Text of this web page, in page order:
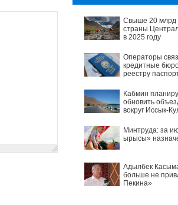
Свыше 20 млрд
страны
в 2025 году
Операторы
кредитные
реестру
Кабмин
обновить
вокруг Иссык-
Минтруда: за
ырысы»
Адылбек
больше не
Пекина»